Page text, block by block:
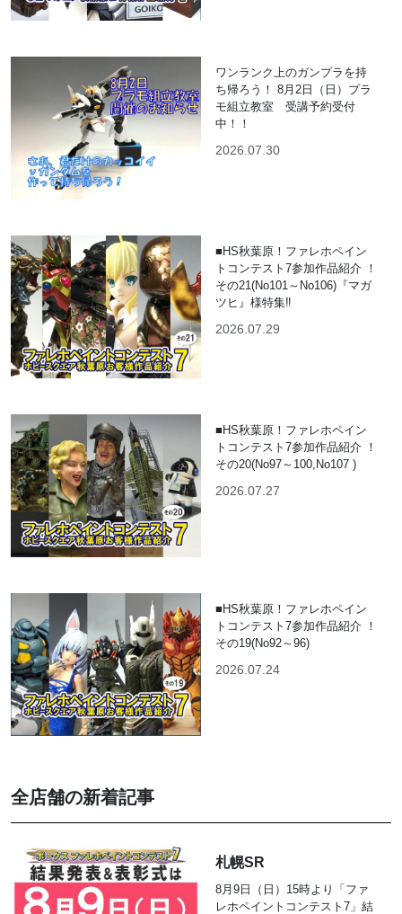
ワンランク上のガンプラを持
ち帰ろう！ 8月2日（日）プラ
モ組立教室 受講予約受付
中！！
2026.07.30
■HS秋葉原！ファレホペイン
トコンテスト7参加作品紹介 ！
その21(No101～No106)『マガ
ツヒ』様特集‼
2026.07.29
■HS秋葉原！ファレホペイン
トコンテスト7参加作品紹介 ！
その20(No97～100,No107 )
2026.07.27
■HS秋葉原！ファレホペイン
トコンテスト7参加作品紹介 ！
その19(No92～96)
2026.07.24
全店舗の新着記事
札幌SR
8月9日（日）15時より「ファ
レホペイントコンテスト7」結